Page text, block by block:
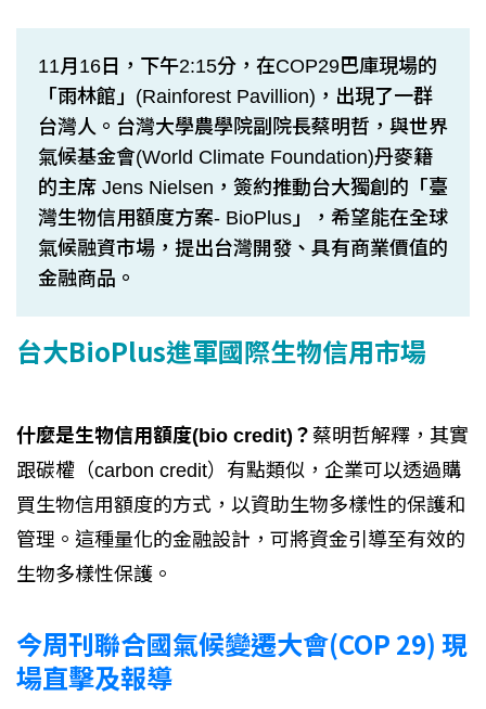
11月16日，下午2:15分，在COP29巴庫現場的
「雨林館」(Rainforest Pavillion)，出現了一群
台灣人。台灣大學農學院副院長蔡明哲，與世界
氣候基金會(World Climate Foundation)丹麥籍
的主席 Jens Nielsen，簽約推動台大獨創的「臺
灣生物信用額度方案- BioPlus」，希望能在全球
氣候融資市場，提出台灣開發、具有商業價值的
金融商品。
台大BioPlus進軍國際生物信用市場
什麼是生物信用額度(bio credit)？ 蔡明哲解釋，其實
跟碳權（carbon credit）有點類似，企業可以透過購
買生物信用額度的方式，以資助生物多樣性的保護和
管理。這種量化的金融設計，可將資金引導至有效的
生物多樣性保護。
今周刊聯合國氣候變遷大會(COP 29) 現
場直擊及報導